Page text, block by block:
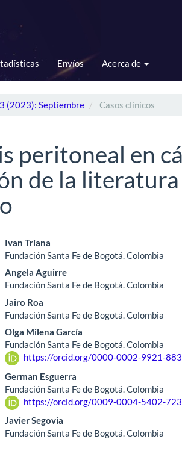
Envíos Acerca de
(2023): Septiembre Casos clínicos
peritoneal en
de la
Contenido
principal
del
artículo
Ivan Triana
Fundación Santa Fe de Bogotá. Colombia
Angela Aguirre
Fundación Santa Fe de Bogotá. Colombia
Jairo Roa
Fundación Santa Fe de Bogotá. Colombia
Olga Milena García
Fundación Santa Fe de Bogotá. Colombia
https://orcid.org/0000-0002-9921-
German Esguerra
Fundación Santa Fe de Bogotá. Colombia
https://orcid.org/0009-0004-5402-
Javier Segovia
Fundación Santa Fe de Bogotá. Colombia